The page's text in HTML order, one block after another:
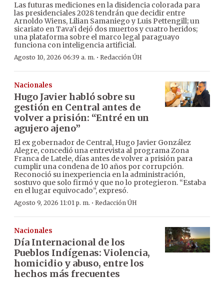
Las futuras mediciones en la disidencia colorada para
las presidenciales 2028 tendrán que decidir entre
Arnoldo Wiens, Lilian Samaniego y Luis Pettengill; un
sicariato en Tava’i dejó dos muertos y cuatro heridos;
una plataforma sobre el marco legal paraguayo
funciona con inteligencia artificial.
Agosto 10, 2026 06:39 a. m. · Redacción ÚH
Nacionales
Hugo Javier habló sobre su
gestión en Central antes de
volver a prisión: “Entré en un
agujero ajeno”
El ex gobernador de Central, Hugo Javier González
Alegre, concedió una entrevista al programa Zona
Franca de Latele, días antes de volver a prisión para
cumplir una condena de 10 años por corrupción.
Reconoció su inexperiencia en la administración,
sostuvo que solo firmó y que no lo protegieron. “Estaba
en el lugar equivocado”, expresó.
Agosto 9, 2026 11:01 p. m. · Redacción ÚH
Nacionales
Día Internacional de los
Pueblos Indígenas: Violencia,
homicidio y abuso, entre los
hechos más frecuentes